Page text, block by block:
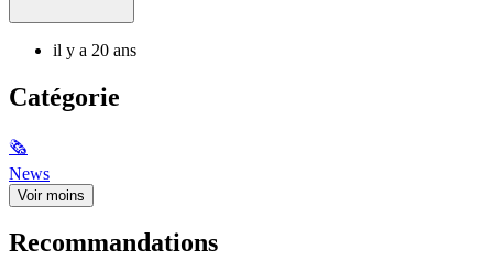
il y a 20 ans
Catégorie
🗞
News
Voir moins
Recommandations